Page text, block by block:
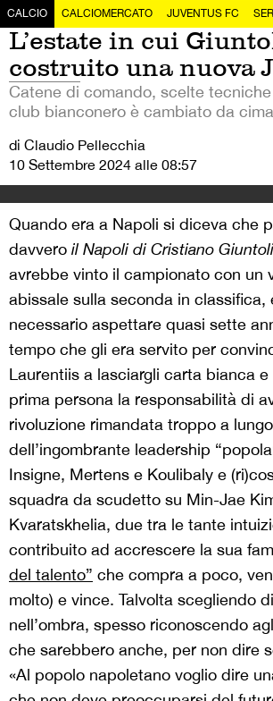
CALCIO CALCIOMERCATO JUVENTUS FC
L’estate in cui
costruito una nuova
Catene di comando, scelte
club bianconero è cambiato da
di Claudio Pellecchia
10 Settembre 2024 alle 08:57
Quando era a Napoli si diceva che
davvero il Napoli di Cristiano
avrebbe vinto il campionato con un
abissale sulla seconda in classifica,
necessario aspettare quasi sette
tempo che gli era servito per
Laurentiis a lasciargli carta bianca
prima persona la responsabilità di
rivoluzione rimandata troppo a
dell’ingombrante leadership
Insigne, Mertens e Koulibaly e
squadra da scudetto su Min-Jae
Kvaratskhelia, due tra le tante
contribuito ad accrescere la sua
del talento” che compra a poco,
molto) e vince. Talvolta scegliendo
nell’ombra, spesso riconoscendo
che sarebbero anche, per non dire
«Al popolo napoletano voglio dire